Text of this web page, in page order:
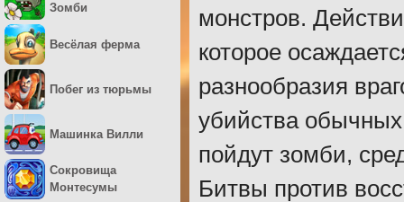
монстров.
которое
разнообразия
убийства
пойдут зомби,
Битвы против
Зомби
Весёлая ферма
Побег из тюрьмы
Машинка Вилли
Сокровища
Монтесумы